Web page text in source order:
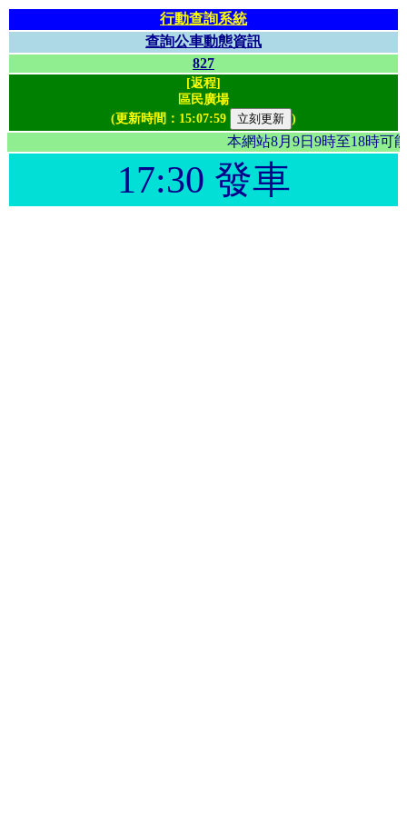
行動查詢系統
查詢公車動態資訊
827
[返程]
區民廣場
(更新時間： 15:07:59 )
本網站8月9日9時至18
17:30 發車